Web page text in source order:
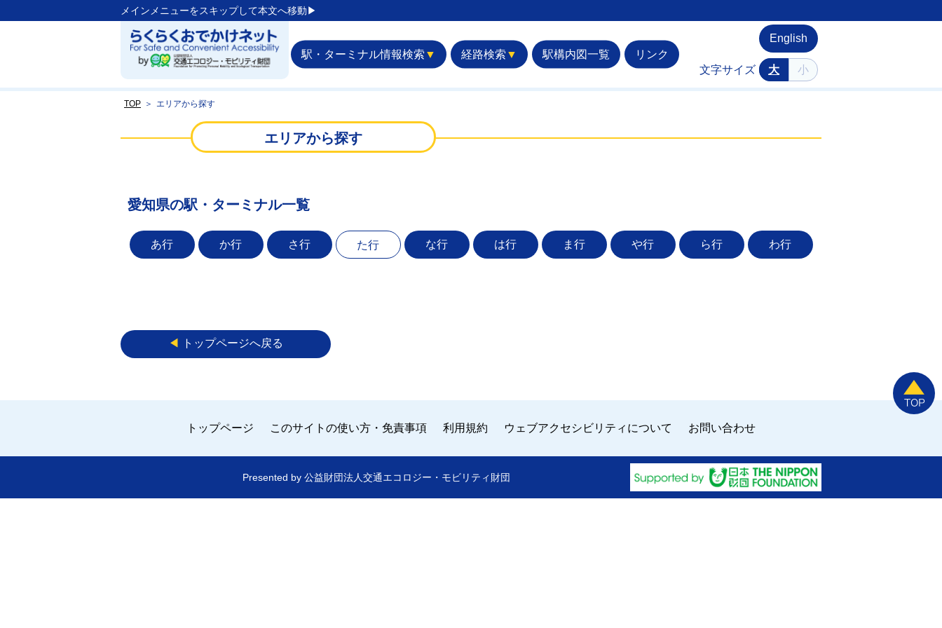
メインメニューをスキップして本文へ移動▶︎
駅・ターミナル情報検索 ▼ 経路検索 ▼ 駅構内図一覧 リンク
English
文字サイズ 大 小
TOP ＞ エリアから探す
エリアから探す
愛知県の駅・ターミナル一覧
あ行 か行 さ行 た行 な行 は行 ま行 や行 ら行 わ行
◀︎ トップページへ戻る
トップページ このサイトの使い方・免責事項 利用規約 ウェブアクセシビリティについて お問い合わせ
Presented by 公益財団法人交通エコロジー・モビリティ財団